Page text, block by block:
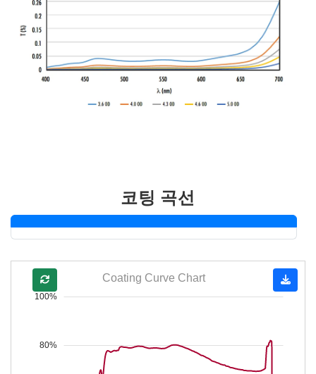
코팅 곡선
80%
100%
Coating Curve Chart